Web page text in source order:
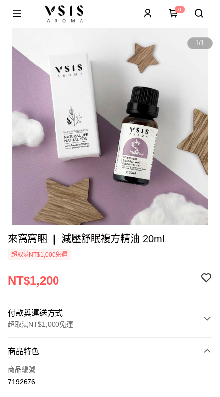
0
1/1
來窩窩睏 ❙ 減壓舒眠複方精油 20ml
超取滿NT$1,000免運
NT$1,200
付款與運送方式
超取滿NT$1,000免運
信用卡一次付款
超商取貨付款
商品特色
商品編號
7192676